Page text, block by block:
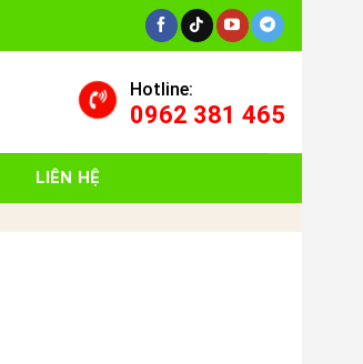
Hotline:
0962 381 465
LIÊN HỆ